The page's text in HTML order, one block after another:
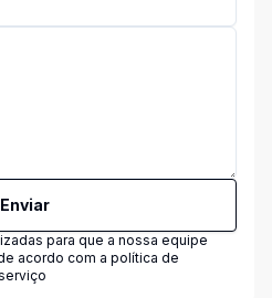
Enviar
para que a nossa equipe
acordo com a política de